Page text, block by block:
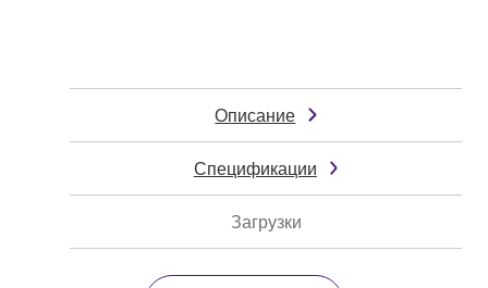
Описание
Спецификации
Загрузки